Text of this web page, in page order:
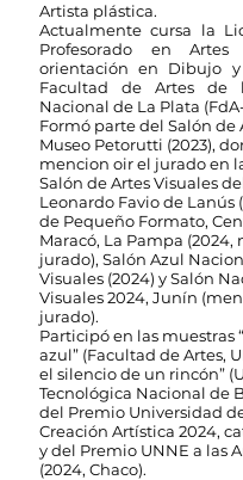
Artista plástica.
Actualmente cursa la
Profesorado en Artes
orientación en Dibujo
Facultad de Artes de
Nacional de La Plata
Formó parte del Salón de
Museo Petorutti (2023),
mencion oir el jurado en
Salón de Artes Visuales
Leonardo Favio de Lanús
de Pequeño Formato,
Maracó, La Pampa (2024,
jurado), Salón Azul
Visuales (2024) y Salón
Visuales 2024, Junín
jurado).
Participó en las muestras
azul” (Facultad de Artes,
el silencio de un rincón”
Tecnológica Nacional de
del Premio Universidad
Creación Artística 2024,
y del Premio UNNE a las
(2024, Chaco).